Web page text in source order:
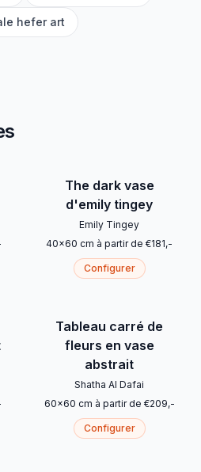
hefer art
The dark vase
d'emily tingey
Emily Tingey
40x60 cm à partir de €181,-
Configurer
Tableau carré de
fleurs en vase
abstrait
Shatha Al Dafai
60x60 cm à partir de €209,-
Configurer